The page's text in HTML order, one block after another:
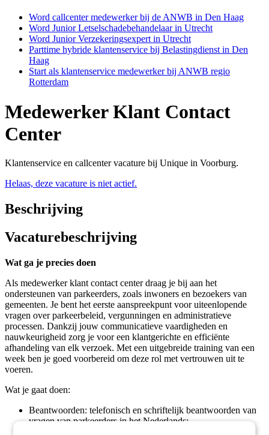
Word callcenter medewerker bij de ANWB in Den Haag
Word Junior Letselschadebehandelaar in Utrecht
Word Junior Verzekeringsexpert in Utrecht
Parttime hybride klantenservice bij Belastingdienst in Den
Haag
Start als klantenservice medewerker bij ANWB regio
Rotterdam
Medewerker Klant Contact
Center
Klantenservice en callcenter vacature bij Unique in Voorburg.
Helaas, deze vacature is niet actief.
Beschrijving
Vacaturebeschrijving
Wat ga je precies doen
Als medewerker klant contact center draag je bij aan het
ondersteunen van parkeerders, zoals inwoners en bezoekers van
gemeenten. Je bent het eerste aanspreekpunt voor uiteenlopende
vragen over parkeerbeleid, vergunningen en administratieve
processen. Dankzij jouw communicatieve vaardigheden en
nauwkeurigheid zorg je voor een klantgerichte en efficiënte
afhandeling van elk verzoek. Met een uitgebreide training van een
week ben je goed voorbereid om deze rol met vertrouwen uit te
voeren.
Wat je gaat doen:
Beantwoorden: telefonisch en schriftelijk beantwoorden van
vragen van parkeerders in het Nederlands;